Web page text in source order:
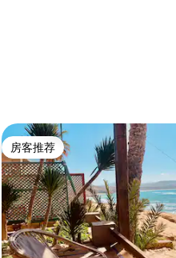
分（满分 5 分），共 97 条评价
房客推荐
房客推荐